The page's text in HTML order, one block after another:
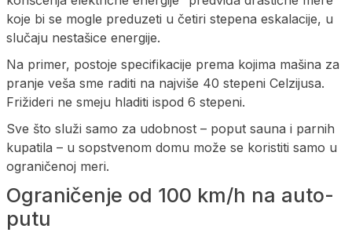
koje bi se mogle preduzeti u četiri stepena eskalacije, u
slučaju nestašice energije.
Na primer, postoje specifikacije prema kojima mašina za
pranje veša sme raditi na najviše 40 stepeni Celzijusa.
Frižideri ne smeju hladiti ispod 6 stepeni.
Sve što služi samo za udobnost – poput sauna i parnih
kupatila – u sopstvenom domu može se koristiti samo u
ograničenoj meri.
Ograničenje od 100 km/h na auto-
putu